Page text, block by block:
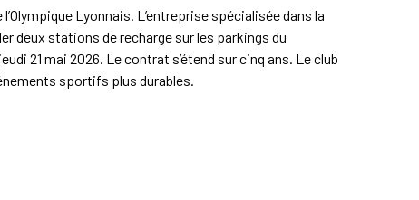
Lyonnais. L’entreprise spécialisée dans la
deux stations de recharge sur les parkings du
21 mai 2026. Le contrat s’étend sur cinq ans. Le club
sportifs plus durables.